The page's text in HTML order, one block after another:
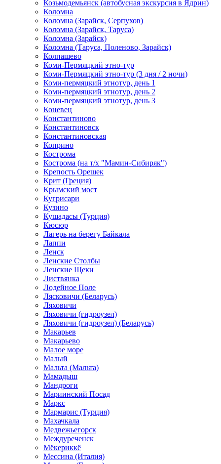
Козьмодемьянск (автобусная экскурсия в Ядрин)
Коломна
Коломна (Зарайск, Серпухов)
Коломна (Зарайск, Таруса)
Коломна (Зарайск)
Коломна (Таруса, Поленово, Зарайск)
Колпашево
Коми-Пермяцкий этно-тур
Коми-Пермяцкий этно-тур (3 дня / 2 ночи)
Коми-пермяцкий этнотур, день 1
Коми-пермяцкий этнотур, день 2
Коми-пермяцкий этнотур, день 3
Коневец
Константиново
Константиновск
Константиновская
Коприно
Кострома
Кострома (на т/х "Мамин-Сибиряк")
Крепость Орешек
Крит (Греция)
Крымский мост
Кугрисари
Кузино
Кушадасы (Турция)
Кюсюр
Лагерь на берегу Байкала
Лаппи
Ленск
Ленские Столбы
Ленские Щеки
Листвянка
Лодейное Поле
Лясковичи (Беларусь)
Ляховичи
Ляховичи (гидроузел)
Ляховичи (гидроузел) (Беларусь)
Макарьев
Макарьево
Малое море
Малый
Мальта (Мальта)
Мамадыш
Мандроги
Мариинский Посад
Маркс
Мармарис (Турция)
Махачкала
Медвежьегорск
Междуреченск
Мёкериккё
Мессина (Италия)